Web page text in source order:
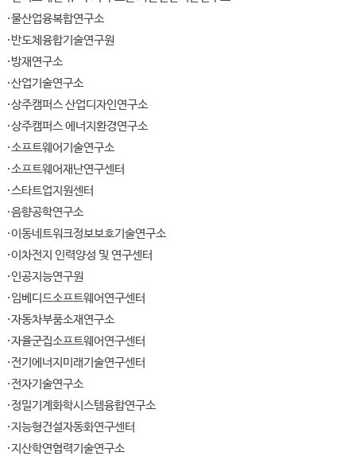
물산업융복합연구소
반도체융합기술연구원
방재연구소
산업기술연구소
상주캠퍼스 산업디자인연구소
상주캠퍼스 에너지환경연구소
소프트웨어기술연구소
소프트웨어재난연구센터
스타트업지원센터
음향공학연구소
이동네트워크정보보호기술연구소
이차전지 인력양성 및 연구센터
인공지능연구원
임베디드소프트웨어연구센터
자동차부품소재연구소
자율군집소프트웨어연구센터
전기에너지미래기술연구센터
전자기술연구소
정밀기계화학시스템융합연구소
지능형건설자동화연구센터
지산학연협력기술연구소